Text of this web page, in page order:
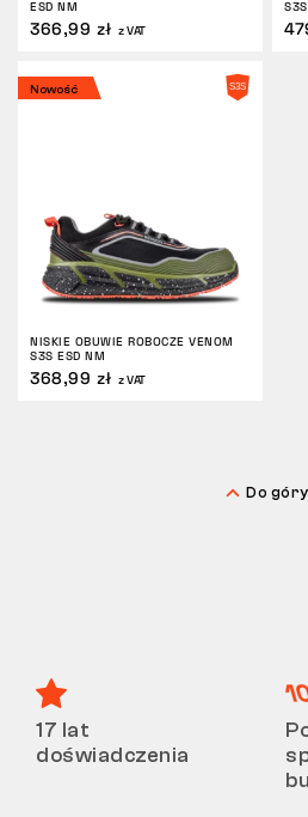
ESD NM
366,99 zł z VAT
Nowość
NISKIE OBUWIE ROBOCZE VENOM
S3S ESD NM
368,99 zł z VAT
Do góry
17 lat
doświadczenia